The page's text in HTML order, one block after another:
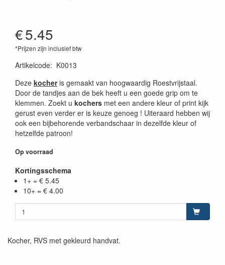
€5.45
*Prijzen zijn inclusief btw
Artikelcode: K0013
Deze kocheris gemaakt van hoogwaardig Roestvrijstaal.
Door de tandjes aan de bek heeft u een goede grip om te
klemmen. Zoekt u kochers met een andere kleur of print kijk
gerust even verder er is keuze genoeg ! Uiteraard hebben wij
ook een bijbehorende verbandschaar in dezelfde kleur of
hetzelfde patroon!
Op voorraad
Kortingsschema
1+ = € 5.45
10+ = € 4.00
Kocher, RVS met gekleurd handvat.